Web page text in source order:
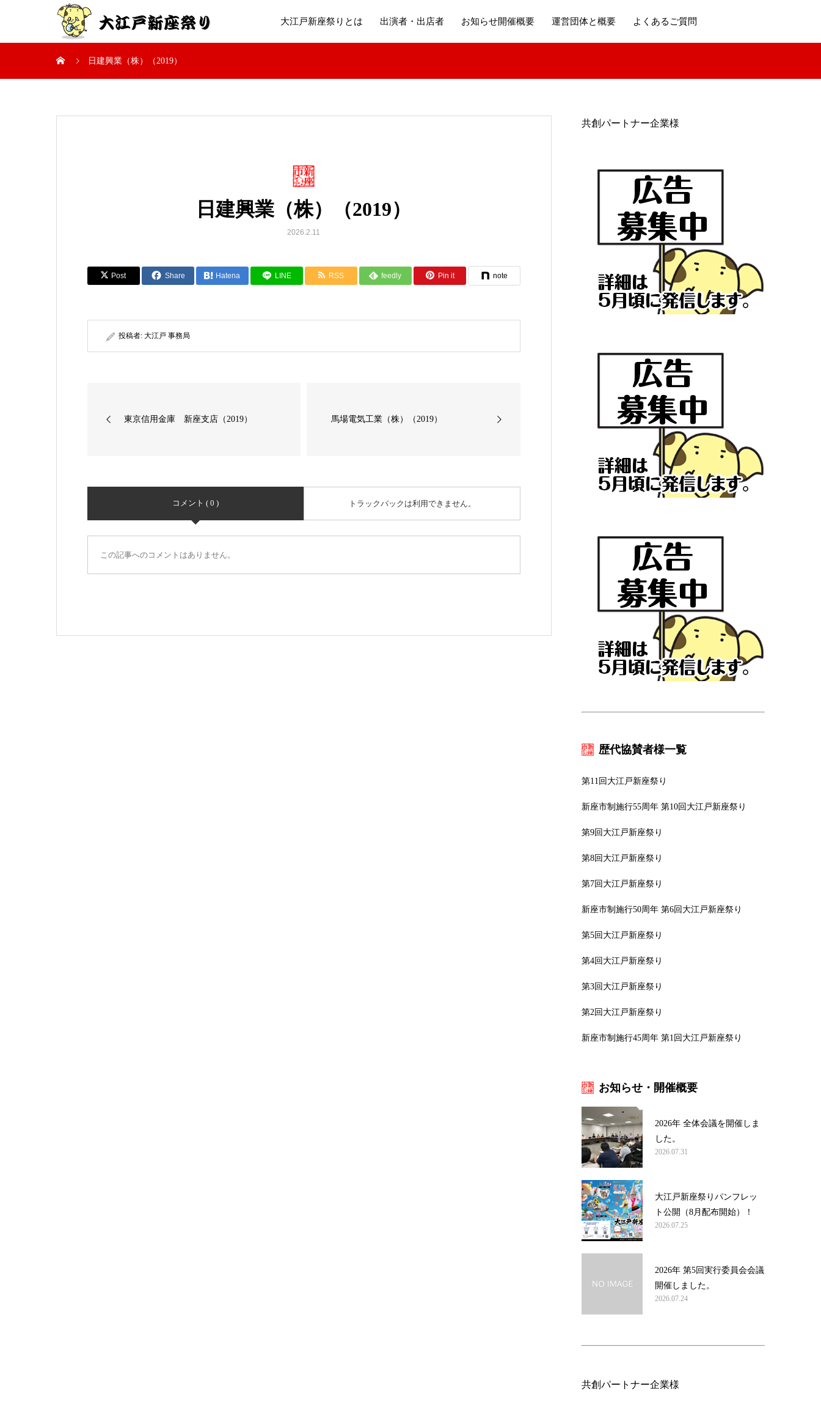
大江戸新座祭りとは 出演者・出店者 お知らせ開催概要 運営団体と概要 よくあるご質問
日建興業（株）（2019）
日建興業（株）（2019）
2026.2.11
Post Share Hatena LINE RSS feedly Pin it note
投稿者: 大江戸 事務局
東京信用金庫 新座支店（2019） 馬場電気工業（株）（2019）
コメント ( 0 ) トラックバックは利用できません。
この記事へのコメントはありません。
共創パートナー企業様
歴代協賛者様一覧
第11回大江戸新座祭り
新座市制施行55周年 第10回大江戸新座祭り
第9回大江戸新座祭り
第8回大江戸新座祭り
第7回大江戸新座祭り
新座市制施行50周年 第6回大江戸新座祭り
第5回大江戸新座祭り
第4回大江戸新座祭り
第3回大江戸新座祭り
第2回大江戸新座祭り
新座市制施行45周年 第1回大江戸新座祭り
お知らせ・開催概要
2026年 全体会議を開催しま
した。
2026.07.31
大江戸新座祭りパンフレッ
ト公開（8月配布開始）！
2026.07.25
2026年 第5回実行委員会会議
開催しました。
2026.07.24
共創パートナー企業様